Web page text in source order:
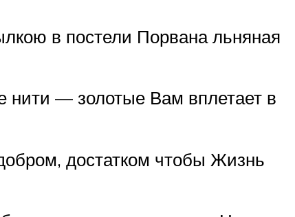
в постели Порвана льняная
нити — золотые Вам вплетает в
достатком чтобы Жизнь